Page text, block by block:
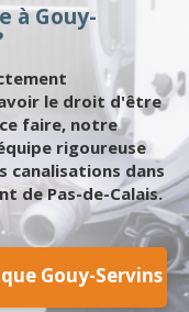
à Gouy-
le droit d'être
faire, notre
rigoureuse
canalisations dans
de Pas-de-Calais.
Gouy-Servins